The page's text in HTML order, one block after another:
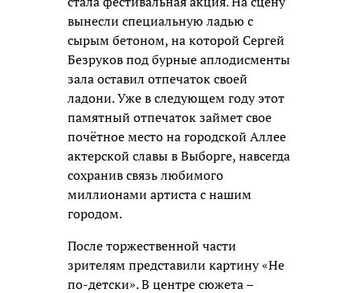
вынесли специальную ладью с
сырым бетоном, на которой Сергей
Безруков под бурные аплодисменты
зала оставил отпечаток своей
ладони. Уже в следующем году этот
памятный отпечаток займет свое
почётное место на городской Аллее
актерской славы в Выборге, навсегда
сохранив связь любимого
миллионами артиста с нашим
городом.
После торжественной части
зрителям представили картину «Не
по-детски». В центре сюжета –